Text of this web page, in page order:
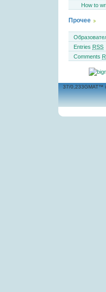
How to
Прочее
Entries RSS
Comments
37/0,233GMAT™